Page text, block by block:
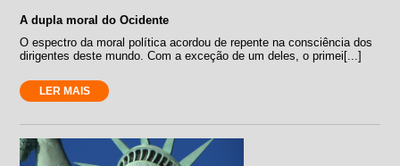
A dupla moral do Ocidente
O espectro da moral política acordou de repente na consciência dos
dirigentes deste mundo. Com a exceção de um deles, o primei[...]
LER MAIS